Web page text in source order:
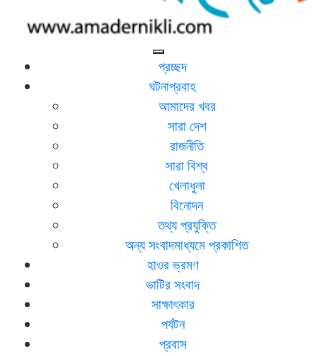
নিকলীর প্রথম অনলাইন সংবাদমাধ্যম
প্রচ্ছদ
ঘটনাপ্রবাহ
আমাদের খবর
সারা দেশ
রাজনীতি
সারা বিশ্ব
খেলাধুলা
বিনোদন
তথ্য প্রযুক্তি
অন্য সংবাদমাধ্যমে প্রকাশিত
হাওর ভ্রমণ
ভাটির সংবাদ
সাক্ষাৎকার
পর্যটন
প্রবাস